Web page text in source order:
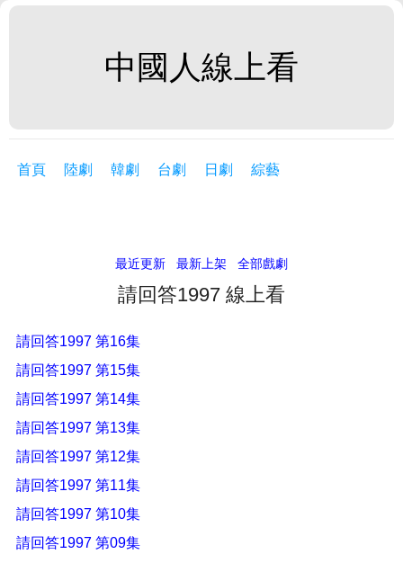
中國人線上看
首頁 陸劇 韓劇 台劇 日劇 綜藝
最近更新 最新上架 全部戲劇
請回答1997 線上看
請回答1997 第16集
請回答1997 第15集
請回答1997 第14集
請回答1997 第13集
請回答1997 第12集
請回答1997 第11集
請回答1997 第10集
請回答1997 第09集